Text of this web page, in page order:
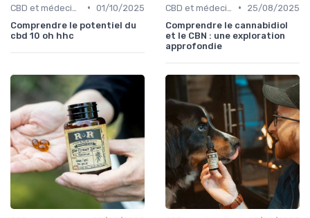
• 01/10/2025
Comprendre le potentiel du
cbd 10 oh hhc
•
25/08/2025
Comprendre le cannabidiol
et le CBN : une exploration
approfondie